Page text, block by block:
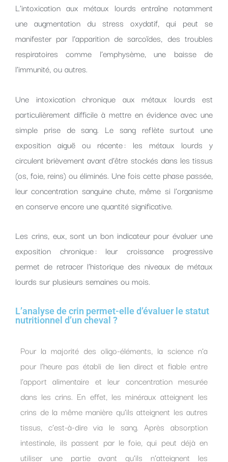
L’intoxication aux métaux lourds entraîne notamment
une augmentation du stress oxydatif, qui peut se
manifester par l’apparition de sarcoïdes, des troubles
respiratoires comme l’emphysème, une baisse de
l’immunité, ou autres.
Une intoxication chronique aux métaux lourds est
particulièrement difficile à mettre en évidence avec une
simple prise de sang. Le sang reflète surtout une
exposition aiguë ou récente : les métaux lourds y
circulent brièvement avant d’être stockés dans les tissus
(os, foie, reins) ou éliminés. Une fois cette phase passée,
leur concentration sanguine chute, même si l’organisme
en conserve encore une quantité significative.
Les crins, eux, sont un bon indicateur pour évaluer une
exposition chronique : leur croissance progressive
permet de retracer l’historique des niveaux de métaux
lourds sur plusieurs semaines ou mois.
L’analyse de crin permet-elle d’évaluer le statut
nutritionnel d’un cheval ?
Pour la majorité des oligo-éléments, la science n’a
pour l’heure pas établi de lien direct et fiable entre
l’apport alimentaire et leur concentration mesurée
dans les crins. En effet, les minéraux atteignent les
crins de la même manière qu’ils atteignent les autres
tissus, c’est-à-dire via le sang. Après absorption
intestinale, ils passent par le foie, qui peut déjà en
utiliser une partie avant qu’ils n’atteignent les